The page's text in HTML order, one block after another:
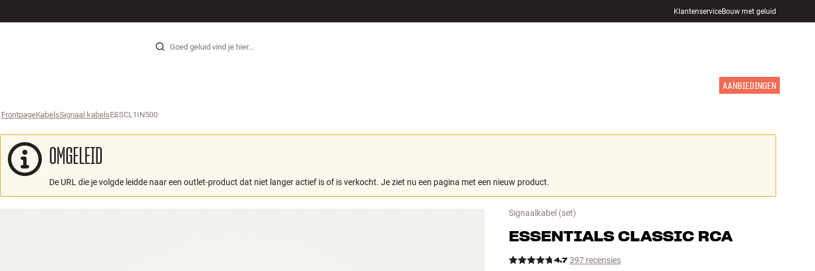
Skip to content
KlantenserviceBouw met geluid
AANBIEDINGEN
Frontpage ›
Kabels ›
Signaal kabels ›
ESSCL1IN500
OMGELEID
De URL die je volgde leidde naar een outlet-product dat niet langer actief is of is verkocht. Je ziet nu een pagina met een nieuw product.
Signaalkabel (set)
ESSENTIALS CLASSIC RCA
4.7 397 recensies